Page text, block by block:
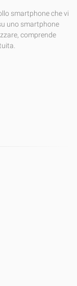
smartphone che vi
uno smartphone
comprende